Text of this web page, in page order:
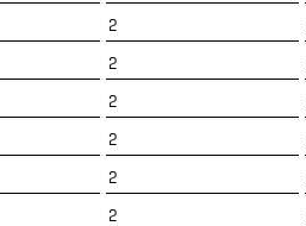
2
2
2
2
2
2